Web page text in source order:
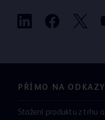
PŘÍMO NA ODKAZY
Stažení produktu z trhu a